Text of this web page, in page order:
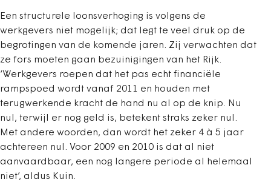
Een structurele loonsverhoging is volgens de
werkgevers niet mogelijk; dat legt te veel druk op de
begrotingen van de komende jaren. Zij verwachten dat
ze fors moeten gaan bezuinigingen van het Rijk.
‘Werkgevers roepen dat het pas echt financiële
rampspoed wordt vanaf 2011 en houden met
terugwerkende kracht de hand nu al op de knip. Nu
nul, terwijl er nog geld is, betekent straks zeker nul.
Met andere woorden, dan wordt het zeker 4 à 5 jaar
achtereen nul. Voor 2009 en 2010 is dat al niet
aanvaardbaar, een nog langere periode al helemaal
niet’, aldus Kuin.